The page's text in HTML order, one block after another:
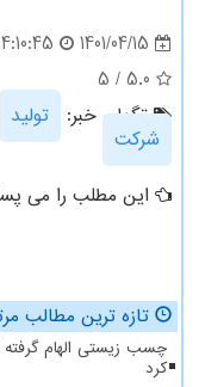
1401/04/15
5.0
/
5
تگهای خبر:
تولید
شركت
این مطلب را می
تازه ترین مطالب
چسب زیستی الهام
کرد